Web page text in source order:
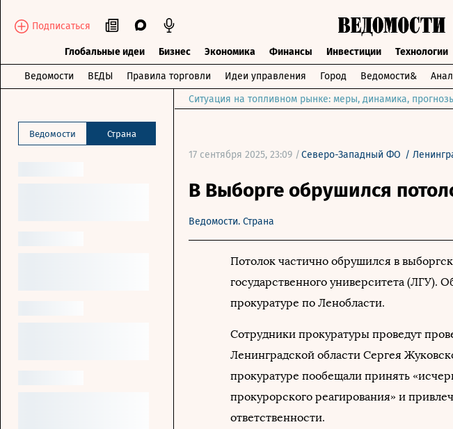
Подписаться
Глобальные идеи Бизнес Экономика Финансы Инвестиции Технологии
Ведомости ВЕДЫ Правила торговли Идеи управления Город Ведомости&
Ведомости Страна
Ситуация на топливном рынке: меры, динамика,
17 сентября 2025, 23:09 /Северо-Западный ФО /
В Выборге обрушился
Ведомости. Страна
Потолок частично обрушился в
государственного университета (ЛГУ).
прокуратуре по Ленобласти.
Сотрудники прокуратуры проведут
Ленинградской области Сергея
прокуратуре пообещали принять
прокурорского реагирования» и
ответственности.